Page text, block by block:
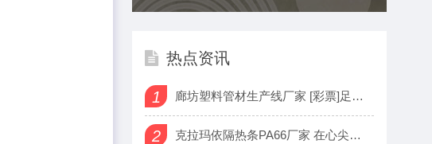
热点资讯
1 廊坊塑料管材生产线厂家 [彩票]足彩25127期盈亏指数：格
2 克拉玛依隔热条PA66厂家 在心尖，一份爱心编织幸福“保障网